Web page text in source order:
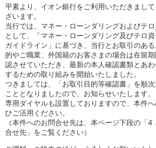
預金
円預金TOP
普通預金
定期預金
積立式定期預金
外貨預金TOP
外貨普通預金
外貨定期預金
外貨普通預金積立
資産運用
投資信託 TOP
証券口座開設
平素より、イオン銀行をご利用いただきまし
ざいます。
当行では、マネー・ローンダリングおよびテ
として、「マネー・ローンダリング及びテロ
ガイドライン」に基づき、当行とお取引のあ
的やご職業、外国籍のお客さまの場合は在留
認させていただき、最新の本人確認書類とあ
するための取り組みを開始いたしました。
つきましては、「お取引目的等確認書」を順
こととなりましたので、お知らせいたします。
専用ダイヤルも設置しておりますので、本件
ひご活用ください。
（本件へのお問合せ先は、本ページ下段の「
合せ先」をご覧ください）